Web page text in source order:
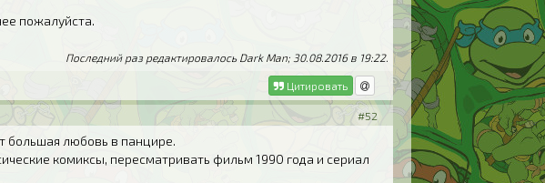
пожалуйста.
Последний раз редактировалось Dark Man; 30.08.2016 в 19:22.
Цитировать
#52
большая любовь в панцире.
комиксы, пересматривать фильм 1990 года и сериал